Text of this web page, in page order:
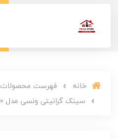
خانه
فهرست محصولات
سینک گرانیتی ونسی مدل G 800